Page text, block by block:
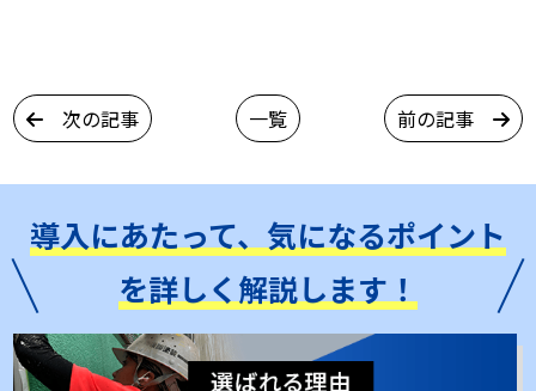
次の記事 一覧 前の記事
導入にあたって、気になるポイント
を詳しく解説します！